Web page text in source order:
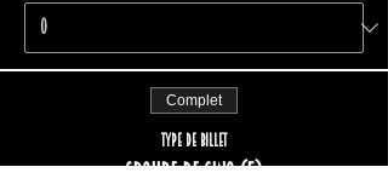
Complet
Type de billet
Groupe de cinq (5)